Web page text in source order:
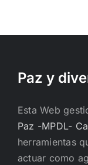
Paz y
Esta Web
Paz -MPDL-
herramientas
actuar como